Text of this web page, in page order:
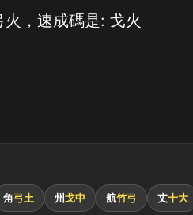
火，速成碼是: 戈火
角弓土 州戈中 航竹弓 丈十大